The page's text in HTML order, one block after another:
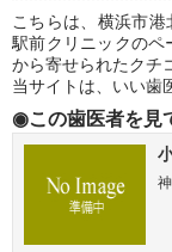
こちらは、横浜市
駅前クリニックのペ
から寄せられたクチ
当サイトは、いい歯
◉この歯医者を見